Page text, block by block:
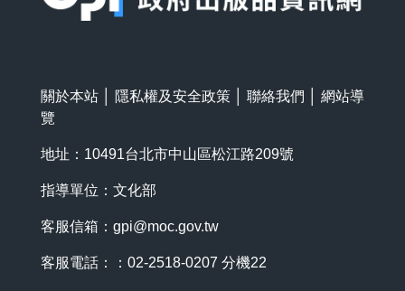
關於本站 隱私權及安全政策 聯絡我們
網站導
覽
地址：10491台北市中山區松江路209號
指導單位：文化部
客服信箱： gpi@moc.gov.tw
客服電話：：02-2518-0207 分機22